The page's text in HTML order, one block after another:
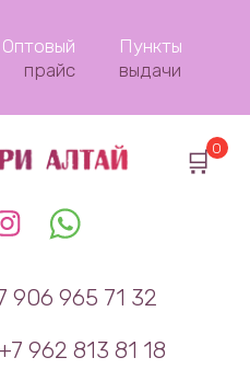
Оптовый
прайс
Пункты
выдачи
906 965 71 32
962 813 81 18
0